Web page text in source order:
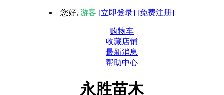
您好, 游客 [立即登录] [免费注册]
购物车
收藏店铺
最新消息
帮助中心
永胜苗木